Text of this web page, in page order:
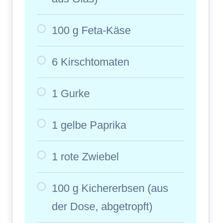
100 g Feta-Käse
6 Kirschtomaten
1 Gurke
1 gelbe Paprika
1 rote Zwiebel
100 g Kichererbsen (aus
der Dose, abgetropft)